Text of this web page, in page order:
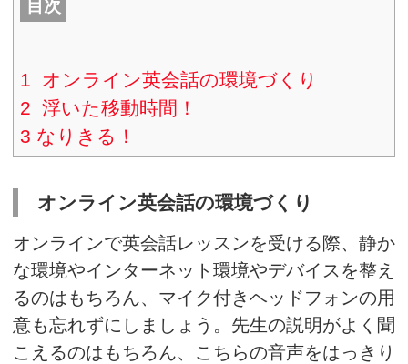
さて、「オンライン○○」がこの
定着してきましたね。皆さんは
での音楽コンサートに参加しま
ながらリラックスして聞くこと
ったです。